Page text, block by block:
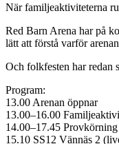
När familjeaktiviteterna
Red Barn Arena har på
lätt att förstå varför
Och folkfesten har redan
Program:
13.00 Arenan öppnar
13.00–16.00
14.00–17.45
15.10 SS12 Vännäs 2